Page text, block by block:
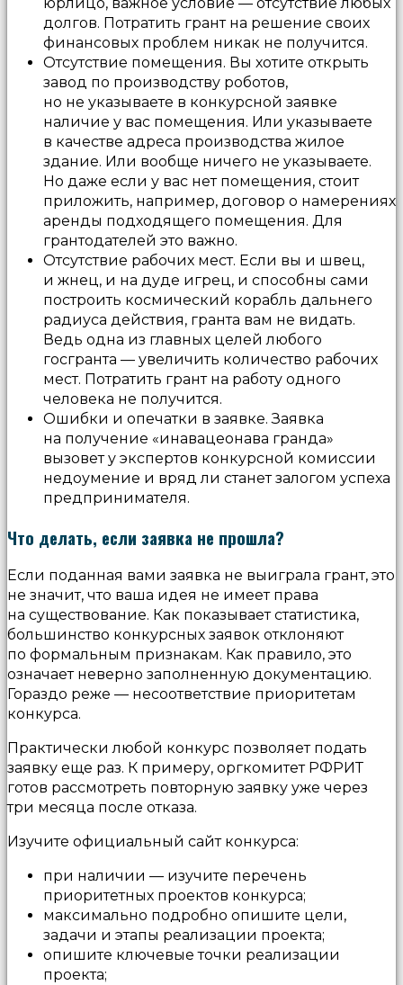
долгов. Потратить грант на решение своих
финансовых проблем никак не получится.
Отсутствие помещения. Вы хотите открыть
завод по производству роботов,
но не указываете в конкурсной заявке
наличие у вас помещения. Или указываете
в качестве адреса производства жилое
здание. Или вообще ничего не указываете.
Но даже если у вас нет помещения, стоит
приложить, например, договор о намерениях
аренды подходящего помещения. Для
грантодателей это важно.
Отсутствие рабочих мест. Если вы и швец,
и жнец, и на дуде игрец, и способны сами
построить космический корабль дальнего
радиуса действия, гранта вам не видать.
Ведь одна из главных целей любого
госгранта — увеличить количество рабочих
мест. Потратить грант на работу одного
человека не получится.
Ошибки и опечатки в заявке. Заявка
на получение «инавацеонава гранда»
вызовет у экспертов конкурсной комиссии
недоумение и вряд ли станет залогом успеха
предпринимателя.
Что делать, если заявка не прошла?
Если поданная вами заявка не выиграла грант, это
не значит, что ваша идея не имеет права
на существование. Как показывает статистика,
большинство конкурсных заявок отклоняют
по формальным признакам. Как правило, это
означает неверно заполненную документацию.
Гораздо реже — несоответствие приоритетам
конкурса.
Практически любой конкурс позволяет подать
заявку еще раз. К примеру, оргкомитет РФРИТ
готов рассмотреть повторную заявку уже через
три месяца после отказа.
Изучите официальный сайт конкурса:
при наличии — изучите перечень
приоритетных проектов конкурса;
максимально подробно опишите цели,
задачи и этапы реализации проекта;
опишите ключевые точки реализации
проекта;